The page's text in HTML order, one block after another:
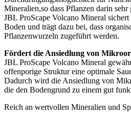
Mineralien,so dass Pflanzen darin
JBL ProScape Volcano Mineral
Boden und trägt dazu bei, dass
Pflanzenwurzeln zugeführt werden.
Fördert die Ansiedlung von
JBL ProScape Volcano Mineral
offenporige Struktur eine optimale
Dadurch wird die Ansiedlung von
die den Bodengrund zu einem gut
Reich an wertvollen Mineralien und